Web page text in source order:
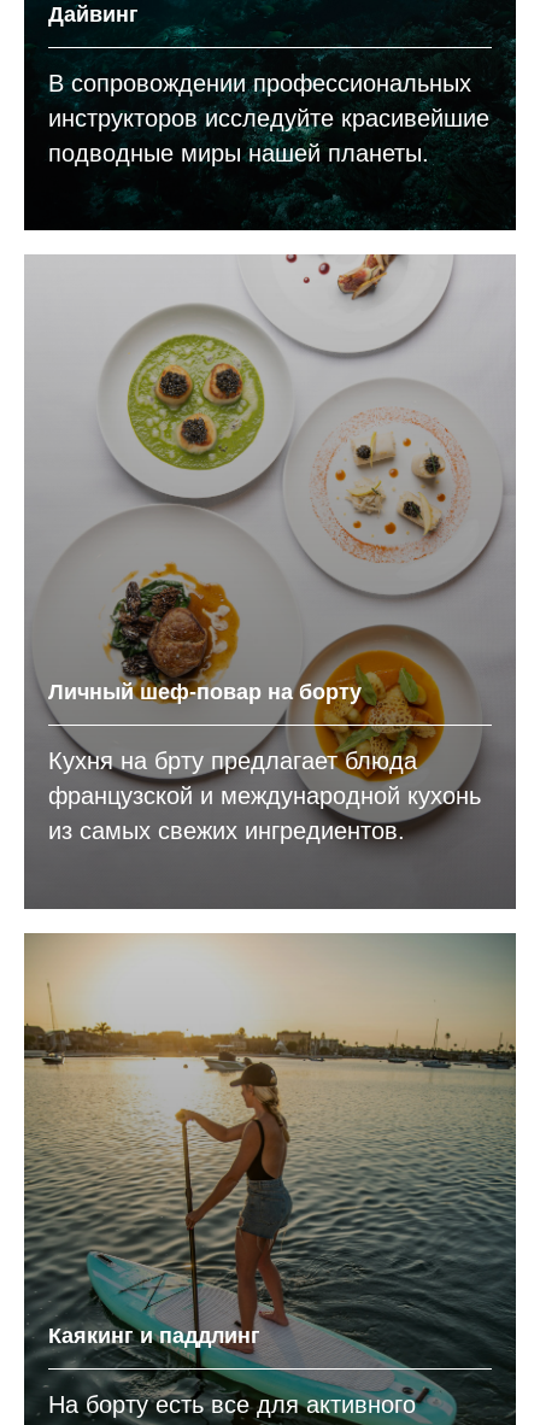
Дайвинг
В сопровождении профессиональных
инструкторов исследуйте красивейшие
подводные миры нашей планеты.
Личный шеф-повар на борту
Кухня на брту предлагает блюда
французской и международной кухонь
из самых свежих ингредиентов.
Каякинг и паддлинг
На борту есть все для активного